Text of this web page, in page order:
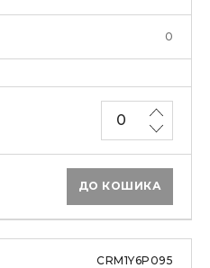
0
ДО КОШИКА
CRM1Y6P095